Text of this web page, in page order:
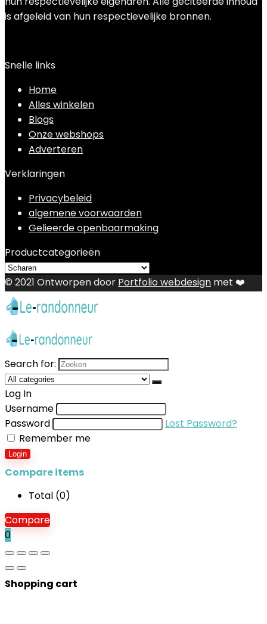
is afgeleid van hun respectievelijke bronnen.
Snelle links
Home
Alles winkelen
Blogs
Onze webshops
Adverteren
Verklaringen
Privacybeleid
algemene voorwaarden
Gelieerde openbaarmaking
Productcategorieën
© 2021 Ontworpen door Portfolio webdesign met ❤️
Search for:
Log In
Username
Password
Lost Password?
Remember me
Login
Compare items
Total (0)
Compare
0
Shopping cart